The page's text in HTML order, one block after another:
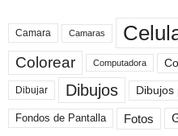
Camara Camaras
Colorear Computadora
Dibujar Dibujos Dibujos
Fondos de Pantalla Fotos